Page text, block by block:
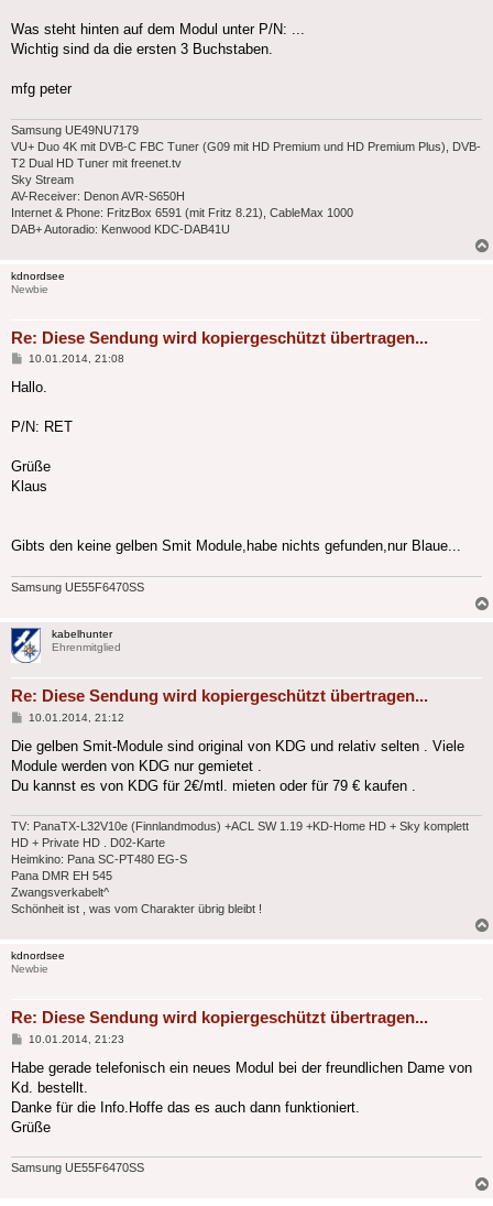
Was steht hinten auf dem Modul unter P/N: ...
Wichtig sind da die ersten 3 Buchstaben.
mfg peter
Samsung UE49NU7179
VU+ Duo 4K mit DVB-C FBC Tuner (G09 mit HD Premium und HD Premium Plus), DVB-
T2 Dual HD Tuner mit freenet.tv
Sky Stream
AV-Receiver: Denon AVR-S650H
Internet & Phone: FritzBox 6591 (mit Fritz 8.21), CableMax 1000
DAB+ Autoradio: Kenwood KDC-DAB41U
kdnordsee
Newbie
Re: Diese Sendung wird kopiergeschützt übertragen...
Beitrag
10.01.2014, 21:08
Hallo.
P/N: RET
Grüße
Klaus
Gibts den keine gelben Smit Module,habe nichts gefunden,nur Blaue...
Samsung UE55F6470SS
kabelhunter
Ehrenmitglied
Re: Diese Sendung wird kopiergeschützt übertragen...
Beitrag
10.01.2014, 21:12
Die gelben Smit-Module sind original von KDG und relativ selten . Viele
Module werden von KDG nur gemietet .
Du kannst es von KDG für 2€/mtl. mieten oder für 79 € kaufen .
TV: PanaTX-L32V10e (Finnlandmodus) +ACL SW 1.19 +KD-Home HD + Sky komplett
HD + Private HD . D02-Karte
Heimkino: Pana SC-PT480 EG-S
Pana DMR EH 545
Zwangsverkabelt^
Schönheit ist , was vom Charakter übrig bleibt !
kdnordsee
Newbie
Re: Diese Sendung wird kopiergeschützt übertragen...
Beitrag
10.01.2014, 21:23
Habe gerade telefonisch ein neues Modul bei der freundlichen Dame von
Kd. bestellt.
Danke für die Info.Hoffe das es auch dann funktioniert.
Grüße
Samsung UE55F6470SS